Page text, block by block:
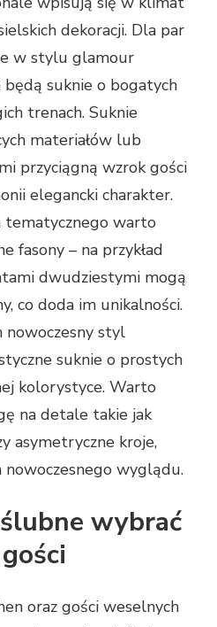
dekoracji. Dla par
w stylu glamour
suknie o bogatych
trenach. Suknie
materiałów lub
przyciągną wzrok gości
elegancki charakter.
warto
fasony – na przykład
dwudziestymi mogą
co doda im unikalności.
nowoczesny styl
suknie o prostych
kolorystyce. Warto
na detale takie jak
asymetryczne kroje,
wyglądu.
wybrać
oraz gości weselnych